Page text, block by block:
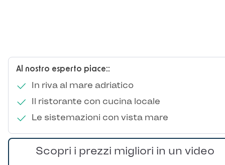
Al nostro esperto piace::
In riva al mare adriatico
Il ristorante con cucina locale
Le sistemazioni con vista mare
Scopri i prezzi migliori in un video